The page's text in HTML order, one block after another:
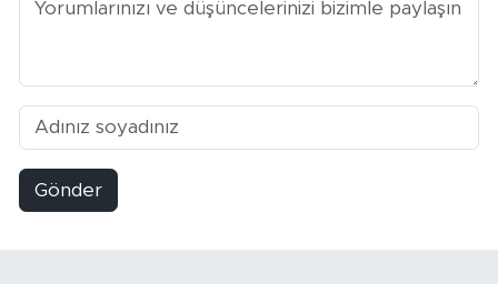
Gönder